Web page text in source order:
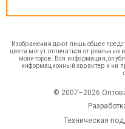
Изображения дают лишь общее
цвета могут отличаться от реальных
мониторов. Вся информация,
информационный характер и ни
© 2007–2026
Техническая